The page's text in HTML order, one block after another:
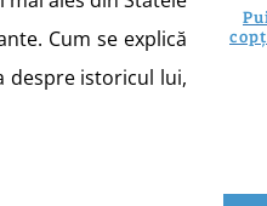
Cum se explică
despre istoricul lui,